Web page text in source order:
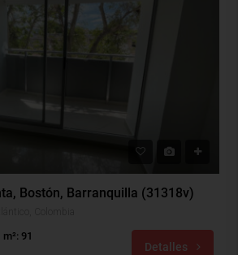
Bostón, Barranquilla (31318v)
m²: 91
Detalles